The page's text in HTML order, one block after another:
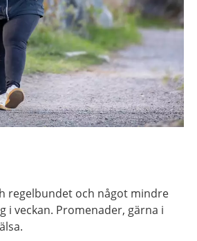
regelbundet och något mindre
veckan. Promenader, gärna i